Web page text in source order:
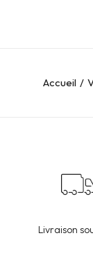
Accueil
Livraison